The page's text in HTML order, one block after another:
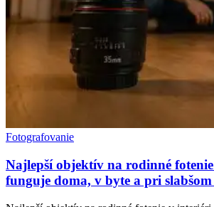
Fotografovanie
Najlepší objektív na rodinné
funguje doma, v byte a pri slabšom